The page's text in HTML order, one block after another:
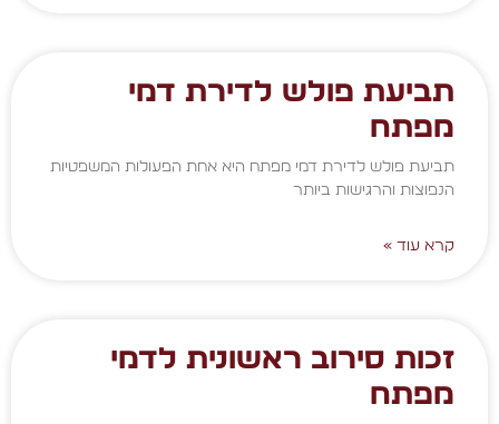
תביעת פולש לדירת דמי
מפתח
תביעת פולש לדירת דמי מפתח היא אחת הפעולות המשפטיות
הנפוצות והרגישות ביותר
קרא עוד »
זכות סירוב ראשונית לדמי
מפתח